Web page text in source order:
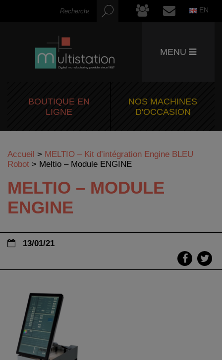
EN
MENU
BOUTIQUE EN
LIGNE
NOS MACHINES
D'OCCASION
Accueil > MELTIO – Kit d’intégration Engine BLEU
Robot > Meltio – Module ENGINE
MELTIO – MODULE
ENGINE
13/01/21